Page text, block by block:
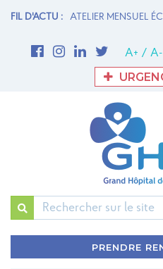
FIL D'ACTU :
MATERNITÉ ATELIER MENSUEL
A+ / A-
PRENDRE